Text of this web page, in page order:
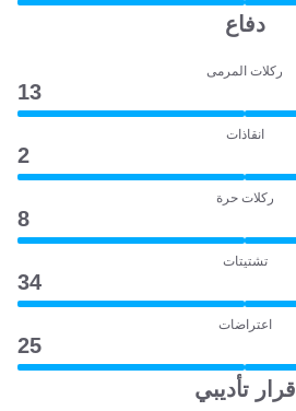
دفاع
ركلات المرمى
13
انقاذات
2
ركلات حرة
8
تشتيتات
34
اعتراضات
25
قرار تأديبي